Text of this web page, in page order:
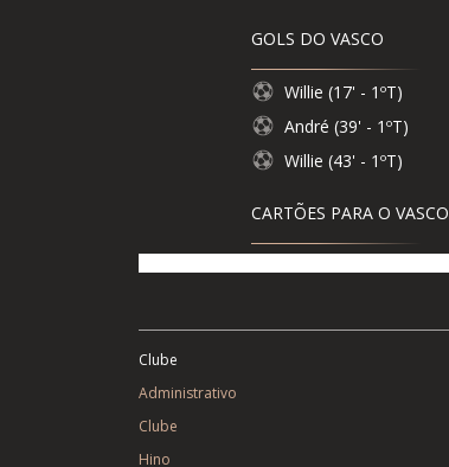
GOLS DO VASCO
Willie (17' - 1ºT)
André (39' - 1ºT)
Willie (43' - 1ºT)
CARTÕES PARA O VASCO
Clube
Administrativo
Clube
Hino